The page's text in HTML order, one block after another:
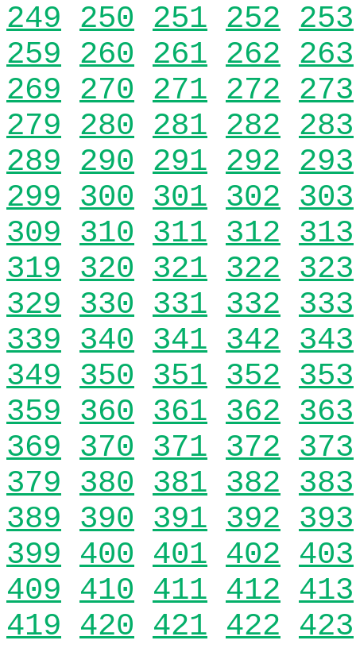
249 250 251 252 253
259 260 261 262 263
269 270 271 272 273
279 280 281 282 283
289 290 291 292 293
299 300 301 302 303
309 310 311 312 313
319 320 321 322 323
329 330 331 332 333
339 340 341 342 343
349 350 351 352 353
359 360 361 362 363
369 370 371 372 373
379 380 381 382 383
389 390 391 392 393
399 400 401 402 403
409 410 411 412 413
419 420 421 422 423